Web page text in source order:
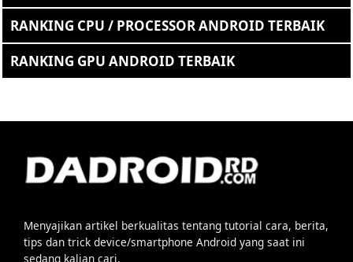
RANKING CPU / PROCESSOR ANDROID TERBAIK
RANKING GPU ANDROID TERBAIK
Menyajikan artikel berkualitas tentang tutorial cara, berita,
tips dan trick device/smartphone Android yang saat ini
sedang kalian cari.